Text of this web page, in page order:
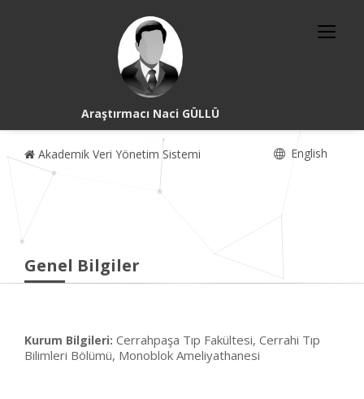
Araştırmacı Naci GÜLLÜ
Akademik Veri Yönetim Sistemi English
Genel Bilgiler
Kurum Bilgileri: Cerrahpaşa Tıp Fakültesi, Cerrahi Tıp
Bilimleri Bölümü, Monoblok Ameliyathanesi